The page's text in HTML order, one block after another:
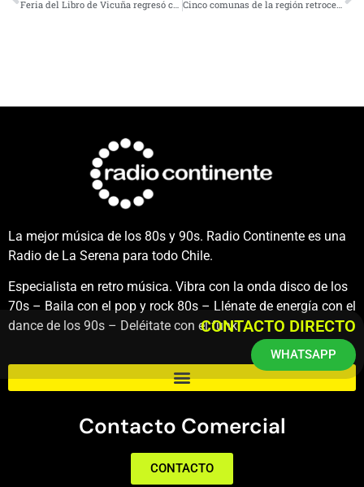
Feria del Libro de Vicuña regresó con su sexta versión: Revisa la programación Cinco comunas de la región retroceden a Preparación por alza de casos
La mejor música de los 80s y 90s. Radio Continente es una
Radio de La Serena para todo Chile.
Especialista en retro música. Vibra con la onda disco de los
70s – Baila con el pop y rock 80s – Llénate de energía con el
dance de los 90s – Deléitate con el funk.
Contacto Comercial
CONTACTO
CONTACTO DIRECTO
WHATSAPP